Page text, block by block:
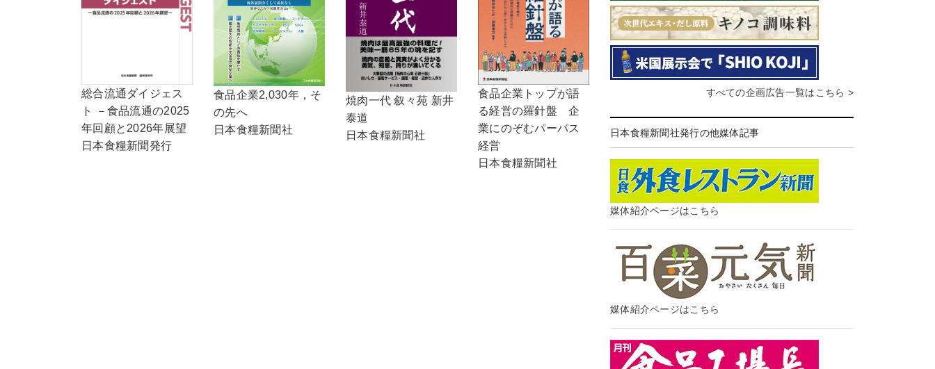
総合流通ダイジェス
ト －食品流通の2025
年回顧と2026年展望
日本食糧新聞発行
食品企業2,030年，そ
の先へ
日本食糧新聞社
焼肉一代 叙々苑 新井
泰道
日本食糧新聞社
食品企業トップが語
る経営の羅針盤 企
業にのぞむパーパス
経営
日本食糧新聞社
すべての企画広告一覧はこちら >
日本食糧新聞社発行の他媒体記事
媒体紹介ページはこちら
媒体紹介ページはこちら